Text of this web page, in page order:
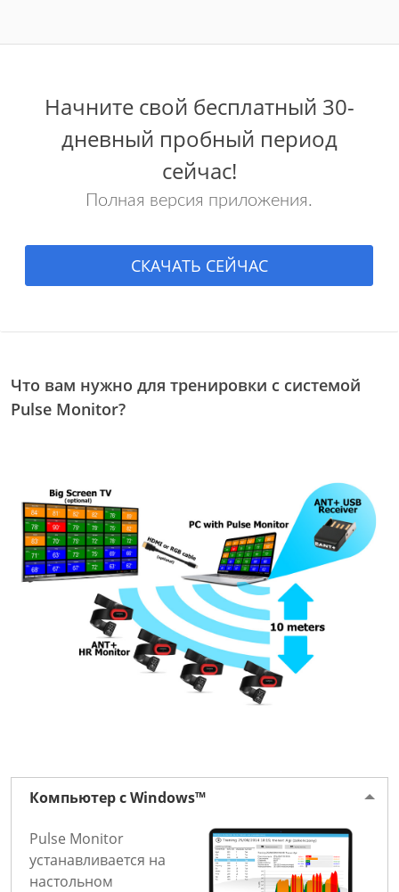
Начните свой бесплатный 30-
дневный пробный период
сейчас!
Полная версия приложения.
СКАЧАТЬ СЕЙЧАС
Что вам нужно для тренировки с системой
Pulse Monitor?
Компьютер с Windows™
Pulse Monitor
устанавливается на
настольном